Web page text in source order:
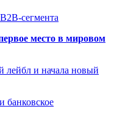
сегмента
место в мировом
лейбл и начала новый
банковское